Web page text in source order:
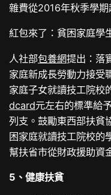
雜費從2016年秋季學期
紅包來了：貧困家庭學
人社部包養網提出：落
家庭新成長勞動力接受
家庭子女就讀技工院校
dcard元左右的標準給
列支。鼓勵東西部扶貧
困家庭就讀技工院校的
幫扶省市從財政援助資
5、健康扶貧